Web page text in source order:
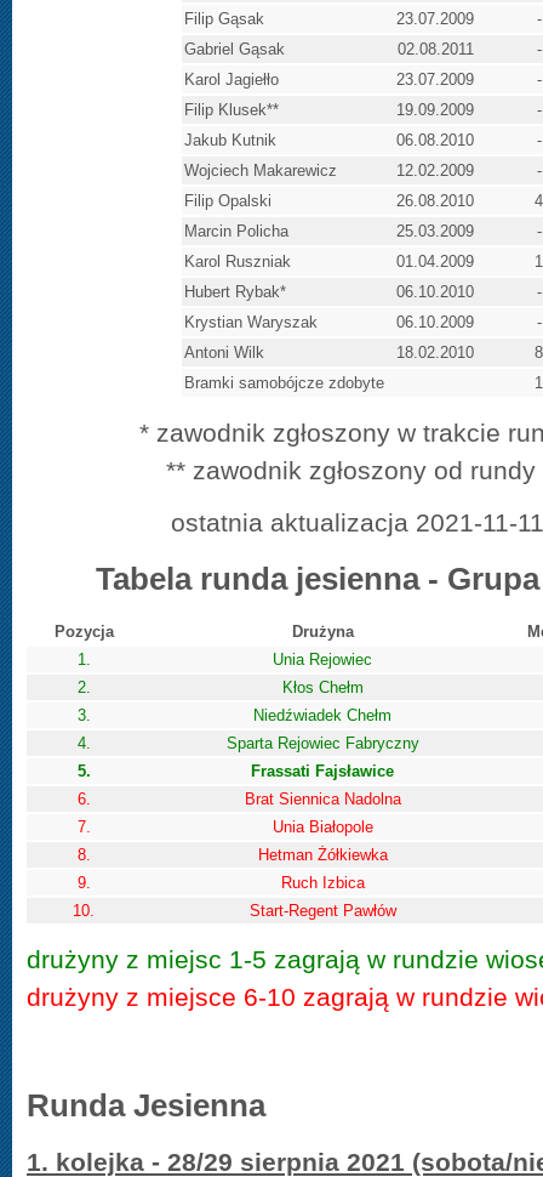
Filip Gąsak
23.07.2009
-
Gabriel Gąsak
02.08.2011
-
Karol Jagiełło
23.07.2009
-
Filip Klusek**
19.09.2009
-
Jakub Kutnik
06.08.2010
-
Wojciech Makarewicz
12.02.2009
-
Filip Opalski
26.08.2010
4
Marcin Policha
25.03.2009
-
Karol Ruszniak
01.04.2009
1
Hubert Rybak*
06.10.2010
-
Krystian Waryszak
06.10.2009
-
Antoni Wilk
18.02.2010
8
Bramki samobójcze zdobyte
1
* zawodnik zgłoszony w trakcie
** zawodnik zgłoszony od
ostatnia aktualizacja 2021-11-
Tabela runda jesienna -
Pozycja Drużyna
1.
Unia Rejowiec
2.
Kłos Chełm
3.
Niedźwiadek Chełm
4.
Sparta Rejowiec Fabryczny
5.
Frassati Fajsławice
6.
Brat Siennica Nadolna
7.
Unia Białopole
8.
Hetman Żółkiewka
9.
Ruch Izbica
10.
Start-Regent Pawłów
drużyny z miejsc 1-5 zagrają w rundzie
drużyny z miejsce 6-10 zagrają w rundzie
Runda Jesienna
1. kolejka - 28/29 sierpnia 2021 (sobota/